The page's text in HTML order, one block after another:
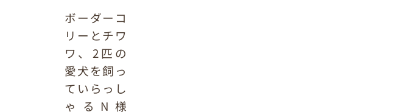
ボーダーコ
リーとチワ
ワ、2匹の
愛犬を飼っ
ていらっし
ゃるN様